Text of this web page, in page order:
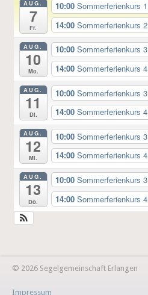
AUG.
7
Fr.
10:00 Sommerferienkurs 1
14:00 Sommerferienkurs 2
AUG.
10
Mo.
10:00 Sommerferienkurs 3
14:00 Sommerferienkurs 4
AUG.
11
Di.
10:00 Sommerferienkurs 3
14:00 Sommerferienkurs 4
AUG.
12
Mi.
10:00 Sommerferienkurs 3
14:00 Sommerferienkurs 4
AUG.
13
Do.
10:00 Sommerferienkurs 3
14:00 Sommerferienkurs 4
© 2026 Segelgemeinschaft Erlangen
Impressum